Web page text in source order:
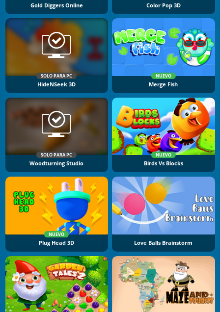
Gold Diggers Online Color Pop 3D
SOLO PARA PC
HideNSeek 3D
NUEVO
Merge Fish
SOLO PARA PC
Woodturning Studio
NUEVO
Birds Vs Blocks
NUEVO
Plug Head 3D Love Balls Brainstorm